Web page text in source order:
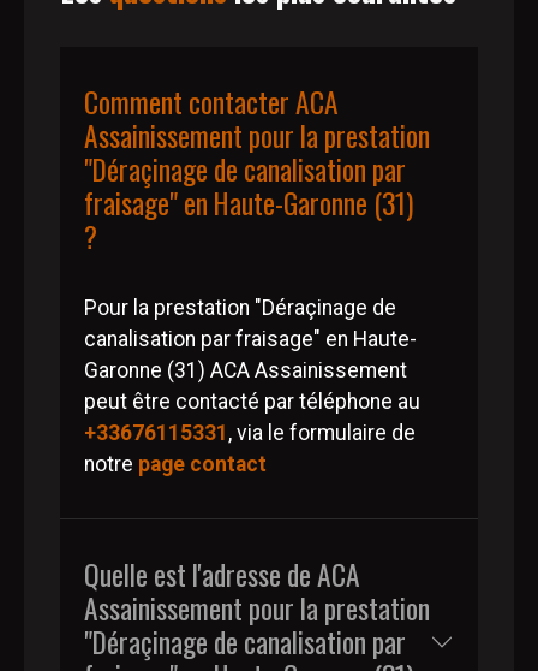
Comment contacter ACA
Assainissement pour la prestation
"Déraçinage de canalisation par
fraisage" en Haute-Garonne (31)
?
Pour la prestation "Déraçinage de
canalisation par fraisage" en Haute-
Garonne (31) ACA Assainissement
peut être contacté par téléphone au
+33676115331 , via le formulaire de
notre page contact
Quelle est l'adresse de ACA
Assainissement pour la prestation
"Déraçinage de canalisation par